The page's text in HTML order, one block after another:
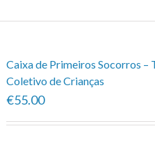
Caixa de Primeiros Socorros –
Coletivo de Crianças
€55.00